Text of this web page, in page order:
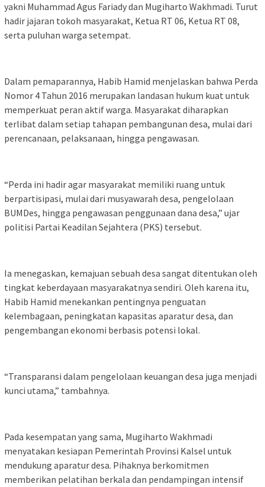
yakni Muhammad Agus Fariady dan Mugiharto Wakhmadi. Turut
hadir jajaran tokoh masyarakat, Ketua RT 06, Ketua RT 08,
serta puluhan warga setempat.
Dalam pemaparannya, Habib Hamid menjelaskan bahwa Perda
Nomor 4 Tahun 2016 merupakan landasan hukum kuat untuk
memperkuat peran aktif warga. Masyarakat diharapkan
terlibat dalam setiap tahapan pembangunan desa, mulai dari
perencanaan, pelaksanaan, hingga pengawasan.
“Perda ini hadir agar masyarakat memiliki ruang untuk
berpartisipasi, mulai dari musyawarah desa, pengelolaan
BUMDes, hingga pengawasan penggunaan dana desa,” ujar
politisi Partai Keadilan Sejahtera (PKS) tersebut.
Ia menegaskan, kemajuan sebuah desa sangat ditentukan oleh
tingkat keberdayaan masyarakatnya sendiri. Oleh karena itu,
Habib Hamid menekankan pentingnya penguatan
kelembagaan, peningkatan kapasitas aparatur desa, dan
pengembangan ekonomi berbasis potensi lokal.
“Transparansi dalam pengelolaan keuangan desa juga menjadi
kunci utama,” tambahnya.
Pada kesempatan yang sama, Mugiharto Wakhmadi
menyatakan kesiapan Pemerintah Provinsi Kalsel untuk
mendukung aparatur desa. Pihaknya berkomitmen
memberikan pelatihan berkala dan pendampingan intensif